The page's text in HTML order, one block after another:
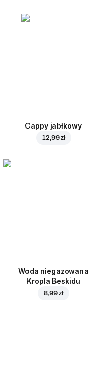
Cappy jabłkowy
12,99 zł
Woda niegazowana
Kropla Beskidu
8,99 zł